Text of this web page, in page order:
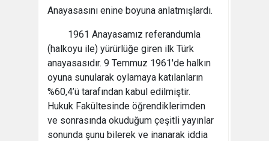
Anayasasını enine boyuna anlatmışlardı.
1961 Anayasamız referandumla
(halkoyu ile) yürürlüğe giren ilk Türk
anayasasıdır. 9 Temmuz 1961'de halkın
oyuna sunularak oylamaya katılanların
%60,4’ü tarafından kabul edilmiştir.
Hukuk Fakültesinde öğrendiklerimden
ve sonrasında okuduğum çeşitli yayınlar
sonunda şunu bilerek ve inanarak iddia